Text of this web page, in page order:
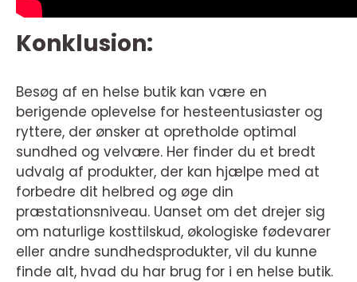
Konklusion:
Besøg af en helse butik kan være en
berigende oplevelse for hesteentusiaster og
ryttere, der ønsker at opretholde optimal
sundhed og velvære. Her finder du et bredt
udvalg af produkter, der kan hjælpe med at
forbedre dit helbred og øge din
præstationsniveau. Uanset om det drejer sig
om naturlige kosttilskud, økologiske fødevarer
eller andre sundhedsprodukter, vil du kunne
finde alt, hvad du har brug for i en helse butik.